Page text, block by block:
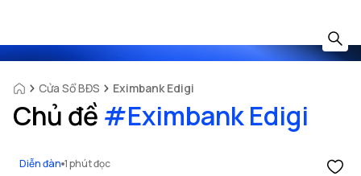
Cửa Sổ BĐS Eximbank Edigi
Chủ đề #Eximbank Edigi
Diễn đàn 1 phút đọc